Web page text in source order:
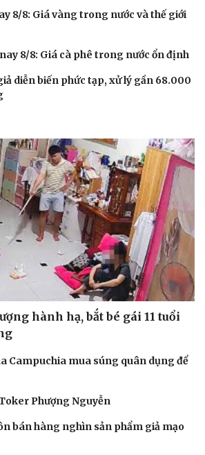
8/8: Giá vàng trong nước và thế giới
8/8: Giá cà phê trong nước ổn định
diễn biến phức tạp, xử lý gần 68.000
hành hạ, bắt bé gái 11 tuổi
Campuchia mua súng quân dụng để
Phượng Nguyễn
bán hàng nghìn sản phẩm giả mạo